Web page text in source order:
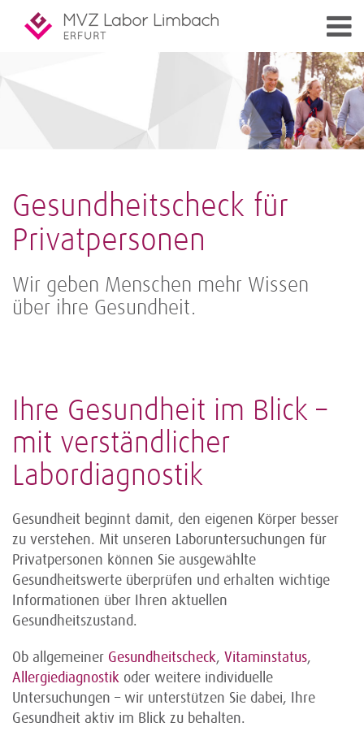
Gesundheitscheck für
Privatpersonen
Wir geben Menschen mehr Wissen
über ihre Gesundheit.
Ihre Gesundheit im Blick –
mit verständlicher
Labordiagnostik
Gesundheit beginnt damit, den eigenen Körper besser
zu verstehen. Mit unseren Laboruntersuchungen für
Privatpersonen können Sie ausgewählte
Gesundheitswerte überprüfen und erhalten wichtige
Informationen über Ihren aktuellen
Gesundheitszustand.
Ob allgemeiner Gesundheitscheck, Vitaminstatus,
Allergiediagnostik oder weitere individuelle
Untersuchungen – wir unterstützen Sie dabei, Ihre
Gesundheit aktiv im Blick zu behalten.